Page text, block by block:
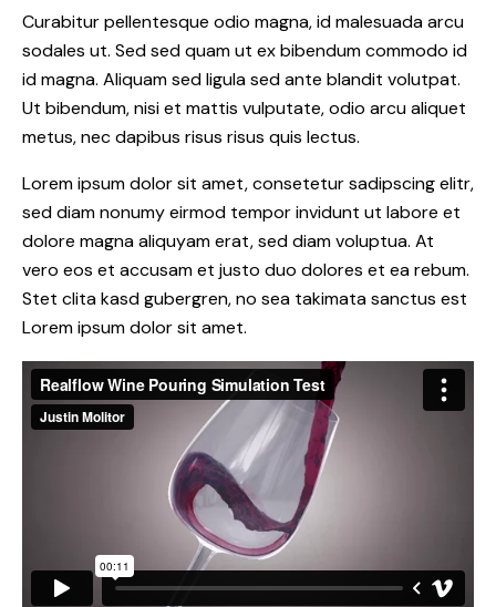
Curabitur pellentesque odio magna, id malesuada arcu
sodales ut. Sed sed quam ut ex bibendum commodo id
id magna. Aliquam sed ligula sed ante blandit volutpat.
Ut bibendum, nisi et mattis vulputate, odio arcu aliquet
metus, nec dapibus risus risus quis lectus.
Lorem ipsum dolor sit amet, consetetur sadipscing elitr,
sed diam nonumy eirmod tempor invidunt ut labore et
dolore magna aliquyam erat, sed diam voluptua. At
vero eos et accusam et justo duo dolores et ea rebum.
Stet clita kasd gubergren, no sea takimata sanctus est
Lorem ipsum dolor sit amet.